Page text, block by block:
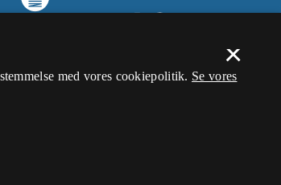
×
med vores cookiepolitik. Se vores